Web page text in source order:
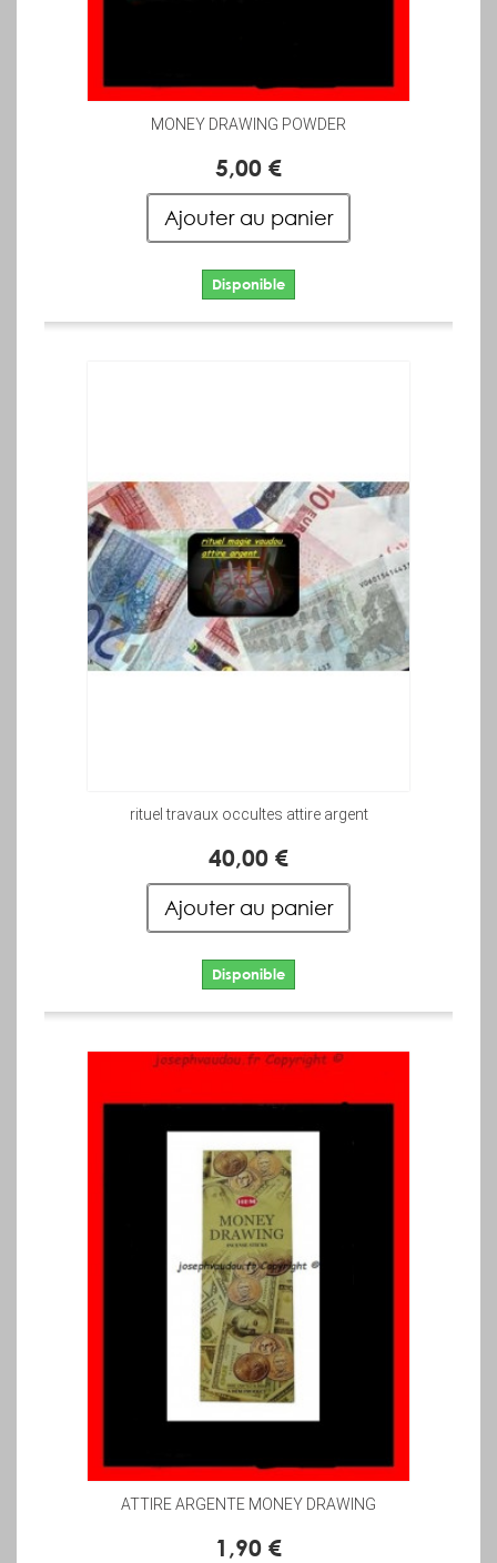
MONEY DRAWING POWDER
5,00 €
Ajouter au panier
Disponible
rituel travaux occultes attire argent
40,00 €
Ajouter au panier
Disponible
ATTIRE ARGENTE MONEY DRAWING
1,90 €